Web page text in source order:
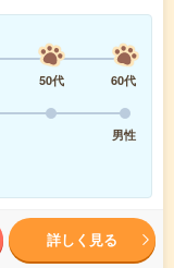
50代
60代
男性
詳しく見る